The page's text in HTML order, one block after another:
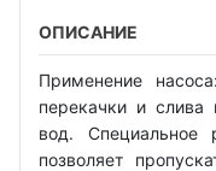
ОПИСАНИЕ
Применение
перекачки и слива
вод. Специальное
позволяет